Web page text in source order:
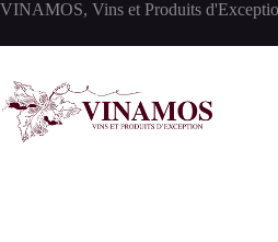
Passer
contenu
VINAMOS, Vins et Produits